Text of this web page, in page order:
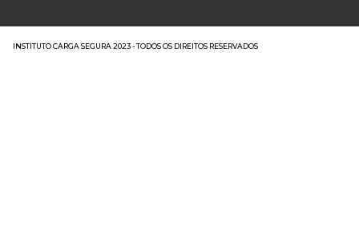
INSTITUTO CARGA SEGURA 2023 - TODOS OS DIREITOS RESERVADOS